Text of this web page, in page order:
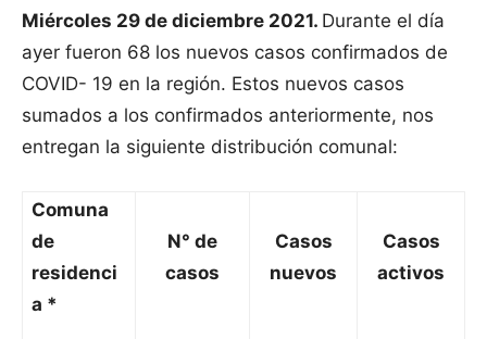
Miércoles 29 de diciembre 2021. Durante el día
ayer fueron 68 los nuevos casos confirmados de
COVID- 19 en la región. Estos nuevos casos
sumados a los confirmados anteriormente, nos
entregan la siguiente distribución comunal:
Comuna
de
residenci
a *
N° de
casos
Casos
nuevos
Casos
activos